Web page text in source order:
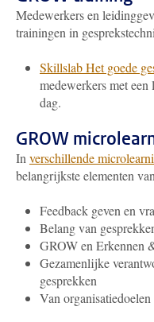
Medewerkers en
trainingen in
Skillslab Het goede
medewerkers met
dag.
GROW
In verschillende
belangrijkste elementen
Feedback geven en
Belang van
GROW en Erkennen
Gezamenlijke
gesprekken
Van organisatiedoelen